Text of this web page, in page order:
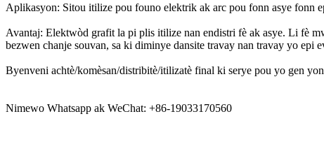
Aplikasyon: Sitou itilize pou founo elektrik ak arc pou fonn asye
Avantaj: Elektwòd grafit la pi plis itilize nan endistri fè ak asye. Li fè
bezwen chanje souvan, sa ki diminye dansite travay nan travay yo epi
Byenveni achtè/komèsan/distribitè/itilizatè final ki serye pou yo gen
Nimewo Whatsapp ak WeChat: +86-19033170560